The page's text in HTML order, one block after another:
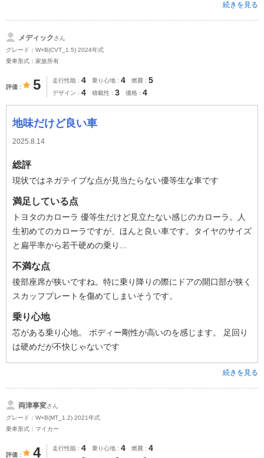
続きを見る
メディックさん
グレード：W×B(CVT_1.5) 2024年式
乗車形式：家族所有
評価 5 走行性能 4 乗り心地 4 燃費 5
デザイン 4 積載性 3 価格 4
地味だけど良い車
2025.8.14
総評
現状ではネガテイブな点が見当たらない優等生な車です
満足している点
トヨタのカローラ 優等生だけど見立たない感じのカローラ。人
生初めてのカローラですが、ほんと良い車です。タイヤのサイズ
と扁平率から若干硬めの乗り...
不満な点
後部座席が狭いですね。特に乗り降りの際にドアの開口部が狭く
スカッフプレートを傷めてしまいそうです。
乗り心地
芯がある乗り心地。 ボディー剛性が高いのを感じます。 足回り
は硬めだが不快じゃないです
続きを見る
両津事変さん
グレード：W×B(MT_1.2) 2021年式
乗車形式：マイカー
評価 4 走行性能 4 乗り心地 4 燃費 4